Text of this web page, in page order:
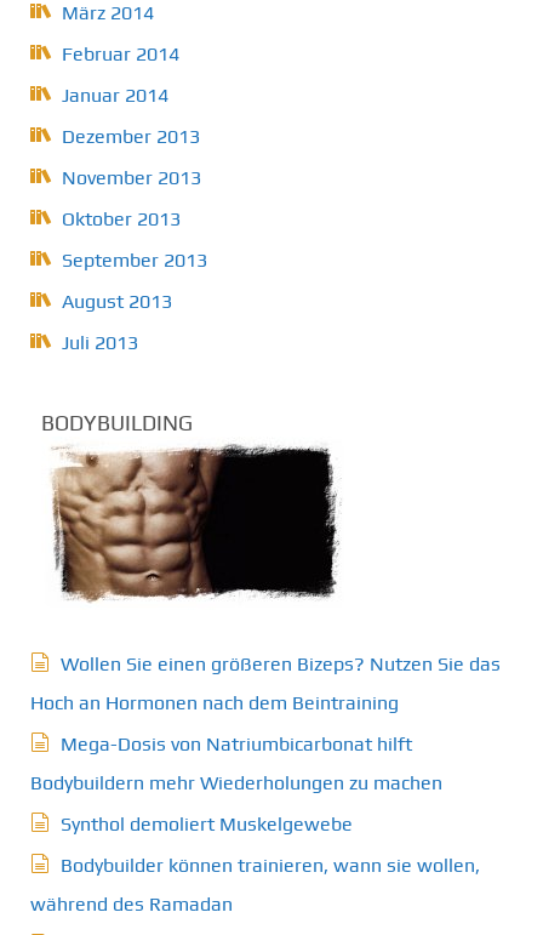
März 2014
Februar 2014
Januar 2014
Dezember 2013
November 2013
Oktober 2013
September 2013
August 2013
Juli 2013
BODYBUILDING
Wollen Sie einen größeren Bizeps? Nutzen Sie das
Hoch an Hormonen nach dem Beintraining
Mega-Dosis von Natriumbicarbonat hilft
Bodybuildern mehr Wiederholungen zu machen
Synthol demoliert Muskelgewebe
Bodybuilder können trainieren, wann sie wollen,
während des Ramadan